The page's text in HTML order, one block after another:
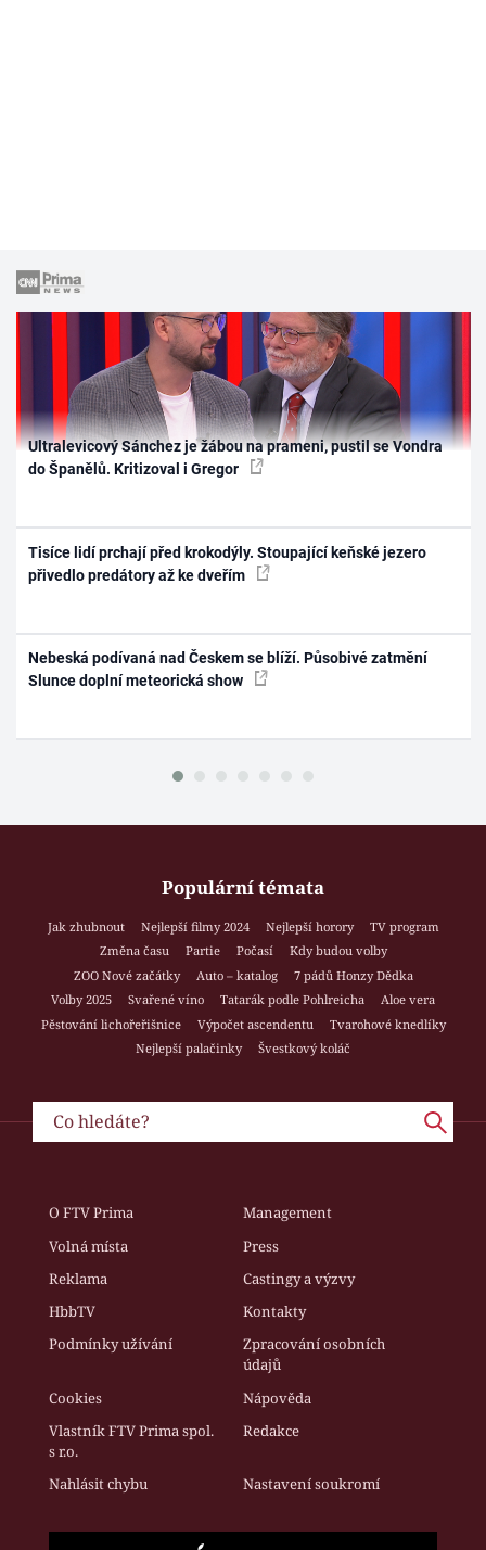
Ultralevicový Sánchez je žábou na prameni, pustil se Vondra
do Španělů. Kritizoval i Gregor
Tisíce lidí prchají před krokodýly. Stoupající keňské jezero
přivedlo predátory až ke dveřím
Nebeská podívaná nad Českem se blíží. Působivé zatmění
Slunce doplní meteorická show
Populární témata
Jak zhubnout Nejlepší filmy 2024 Nejlepší horory
TV program
Změna času
Partie Počasí
Kdy budou volby
ZOO Nové začátky
Auto – katalog
7 pádů Honzy Dědka
Volby 2025
Svařené víno Tatarák podle Pohlreicha
Aloe vera
Pěstování lichořeřišnice
Výpočet ascendentu
Tvarohové knedlíky
Nejlepší palačinky
Švestkový koláč
O FTV Prima
Management
Volná místa
Press
Reklama
Castingy a výzvy
HbbTV
Kontakty
Podmínky užívání
Zpracování osobních
údajů
Cookies
Nápověda
Vlastník FTV Prima spol.
s r.o.
Redakce
Nahlásit chybu Nastavení soukromí